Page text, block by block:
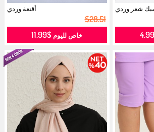
شعر وردي أقنعة وردي
$28.51
خاص لليوم $11.99